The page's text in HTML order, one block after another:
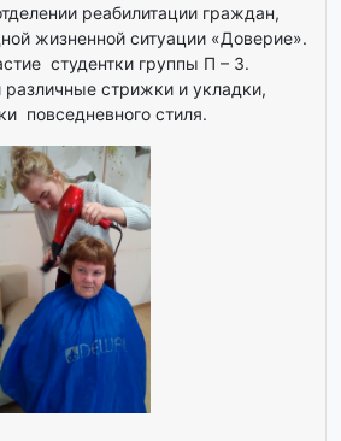
реабилитации граждан,
жизненной ситуации «Доверие».
студентки группы П – 3.
стрижки и укладки,
повседневного стиля.